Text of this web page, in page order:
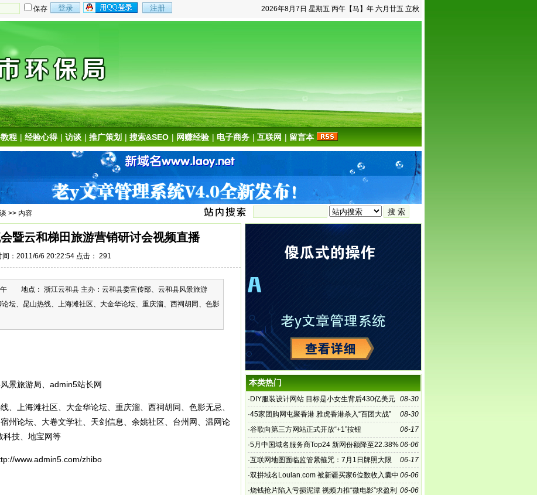
2026年8月7日 星期五 丙午【马】年 六月廿五 立秋
保存
程 | 经验心得 | 访谈 | 推广策划 | 搜索&SEO | 网赚经验 | 电子商务 | 互联网 | 留言本
>> 内容
暨云和梯田旅游营销研讨会视频直播
间：2011/6/6 20:22:54 点击： 291
点： 浙江云和县 主办：云和县委宣传部、云和县风景旅游
坛、昆山热线、上海滩社区、大金华论坛、重庆溜、西祠胡同、色影
景旅游局、admin5站长网
上海滩社区、大金华论坛、重庆溜、西祠胡同、色影无忌、
州论坛、大卷文学社、天剑信息、余姚社区、台州网、温网论
科技、地宝网等
www.admin5.com/zhibo
本类热门
08-30
· DIY服装设计网站 目标是小女生背后430亿美元
购买力
08-30
·45家团购网屯聚香港 雅虎香港杀入“百团大战”
06-17
·谷歌向第三方网站正式开放“+1”按钮
06-06
·5月中国域名服务商Top24 新网份额降至22.38%
06-17
·互联网地图面临监管紧箍咒：7月1日牌照大限
06-06
·双拼域名Loulan.com 被新疆买家6位数收入囊中
06-06
·烧钱抢片陷入亏损泥潭 视频力推“微电影”求盈利